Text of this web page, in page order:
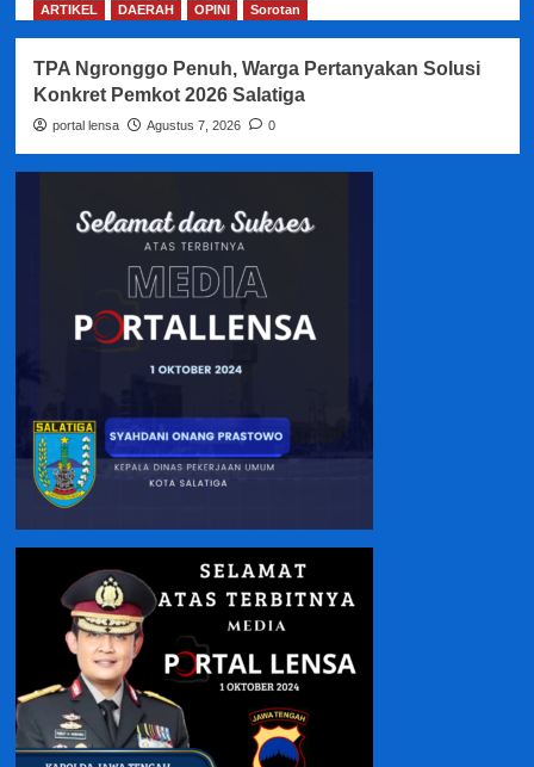
ARTIKEL
DAERAH OPINI Sorotan
TPA Ngronggo Penuh, Warga Pertanyakan Solusi
Konkret Pemkot 2026 Salatiga
portal lensa Agustus 7, 2026 0